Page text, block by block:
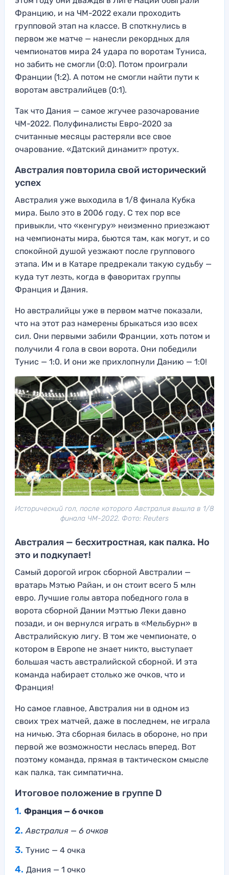
Францию, и на ЧМ-2022 ехали проходить
групповой этап на классе. В споткнулись в
первом же матче — нанесли рекордных для
чемпионатов мира 24 удара по воротам Туниса,
но забить не смогли (0:0). Потом проиграли
Франции (1:2). А потом не смогли найти пути к
воротам австралийцев (0:1).
Так что Дания — самое жгучее разочарование
ЧМ-2022. Полуфиналисты Евро-2020 за
считанные месяцы растеряли все свое
очарование. «Датский динамит» протух.
Австралия повторила свой исторический
успех
Австралия уже выходила в 1/8 финала Кубка
мира. Было это в 2006 году. С тех пор все
привыкли, что «кенгуру» неизменно приезжают
на чемпионаты мира, бьются там, как могут, и со
спокойной душой уезжают после группового
этапа. Им и в Катаре предрекали такую судьбу —
куда тут лезть, когда в фаворитах группы
Франция и Дания.
Но австралийцы уже в первом матче показали,
что на этот раз намерены брыкаться изо всех
сил. Они первыми забили Франции, хоть потом и
получили 4 гола в свои ворота. Они победили
Тунис — 1:0. И они же прихлопнули Данию — 1:0!
Исторический гол, после которого Австралия вышла в 1/8
финала ЧМ-2022. Фото: Reuters
Австралия — бесхитростная, как палка. Но
это и подкупает!
Самый дорогой игрок сборной Австралии —
вратарь Мэтью Райан, и он стоит всего 5 млн
евро. Лучшие голы автора победного гола в
ворота сборной Дании Мэттью Леки давно
позади, и он вернулся играть в «Мельбурн» в
Австралийскую лигу. В том же чемпионате, о
котором в Европе не знает никто, выступает
большая часть австралийской сборной. И эта
команда набирает столько же очков, что и
Франция!
Но самое главное, Австралия ни в одном из
своих трех матчей, даже в последнем, не играла
на ничью. Эта сборная билась в обороне, но при
первой же возможности неслась вперед. Вот
поэтому команда, прямая в тактическом смысле
как палка, так симпатична.
Итоговое положение в группе D
Франция — 6 очков
Австралия — 6 очков
Тунис — 4 очка
Дания — 1 очко